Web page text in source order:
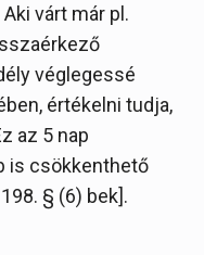
várt már pl.
véglegessé
értékelni tudja,
az 5 nap
is csökkenthető
§ (6) bek].